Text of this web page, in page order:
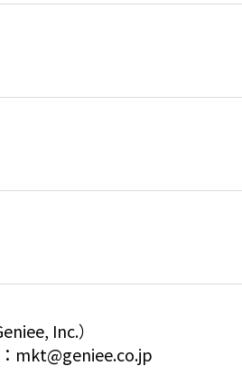
Inc.）
mkt@geniee.co.jp